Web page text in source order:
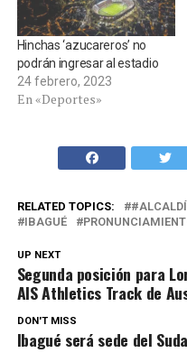
Hinchas ‘azucareros’ no
podrán ingresar al estadio
24 febrero, 2023
En «Deportes»
RELATED TOPICS:
IBAGUÉ
UP NEXT
Segunda posición para
AIS Athletics Track de
DON'T MISS
Ibagué será sede del